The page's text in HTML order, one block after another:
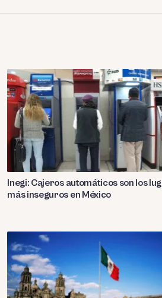
Inegi: Cajeros automáticos son los
más inseguros en México